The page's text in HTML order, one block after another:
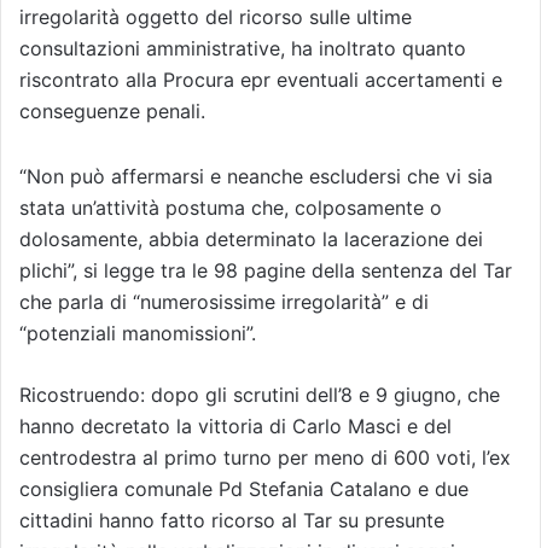
irregolarità oggetto del ricorso sulle ultime
consultazioni amministrative, ha inoltrato quanto
riscontrato alla Procura epr eventuali accertamenti e
conseguenze penali.
“Non può affermarsi e neanche escludersi che vi sia
stata un’attività postuma che, colposamente o
dolosamente, abbia determinato la lacerazione dei
plichi”, si legge tra le 98 pagine della sentenza del Tar
che parla di “numerosissime irregolarità” e di
“potenziali manomissioni”.
Ricostruendo: dopo gli scrutini dell’8 e 9 giugno, che
hanno decretato la vittoria di Carlo Masci e del
centrodestra al primo turno per meno di 600 voti, l’ex
consigliera comunale Pd Stefania Catalano e due
cittadini hanno fatto ricorso al Tar su presunte